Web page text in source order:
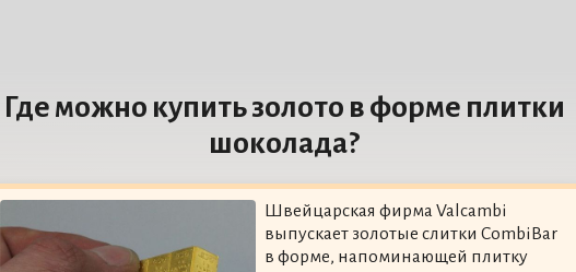
Где можно купить золото в форме плитки
шоколада?
Швейцарская фирма Valcambi
выпускает золотые слитки CombiBar
в форме, напоминающей плитку